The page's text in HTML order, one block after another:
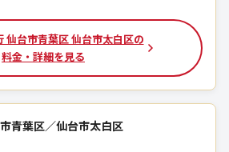
仙台市青葉区 仙台市太白区の
料金・詳細を見る
青葉区／仙台市太白区